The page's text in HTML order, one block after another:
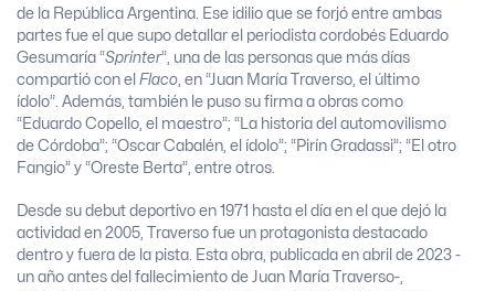
de la República Argentina. Ese idilio que se forjó entre ambas
partes fue el que supo detallar el periodista cordobés Eduardo
Gesumaría “Sprinter”, una de las personas que más días
compartió con el Flaco , en “Juan María Traverso, el último
ídolo”. Además, también le puso su firma a obras como
“Eduardo Copello, el maestro”; “La historia del automovilismo
de Córdoba”; “Oscar Cabalén, el ídolo”; “Pirín Gradassi”; “El otro
Fangio” y “Oreste Berta”, entre otros.
Desde su debut deportivo en 1971 hasta el día en el que dejó la
actividad en 2005, Traverso fue un protagonista destacado
dentro y fuera de la pista. Esta obra, publicada en abril de 2023 -
un año antes del fallecimiento de Juan María Traverso-,